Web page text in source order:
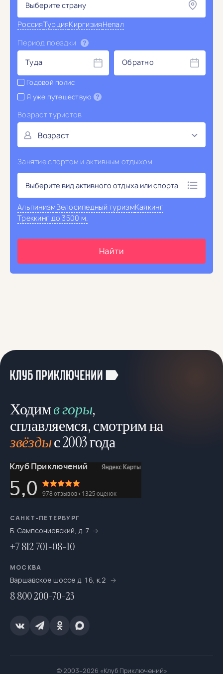
Ходимв горы,
сплавляемся, смотрим на
звёздыс 2003 года
САНКТ-ПЕТЕРБУРГ
Б. Сампсониевский, д. 7
+7 812 701-08-10
МОСКВА
Варшавское шоссе д. 16, к.2
8 800 200-70-23
© 2003–2026 «Клуб Приключений»